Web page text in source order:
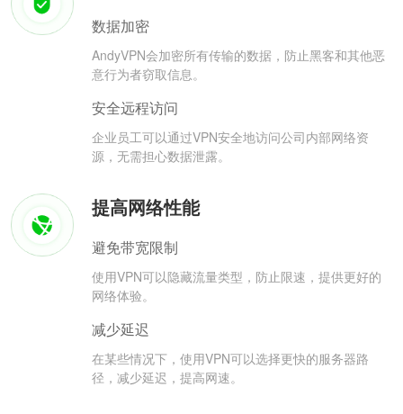
数据加密
AndyVPN会加密所有传输的数据，防止黑客和其他恶
意行为者窃取信息。
安全远程访问
企业员工可以通过VPN安全地访问公司内部网络资
源，无需担心数据泄露。
提高网络性能
避免带宽限制
使用VPN可以隐藏流量类型，防止限速，提供更好的
网络体验。
减少延迟
在某些情况下，使用VPN可以选择更快的服务器路
径，减少延迟，提高网速。